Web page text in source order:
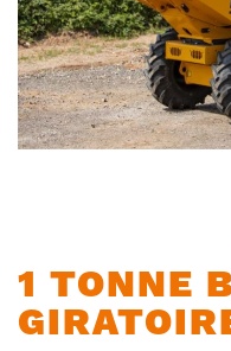
to
the
beginning
1 TONNE